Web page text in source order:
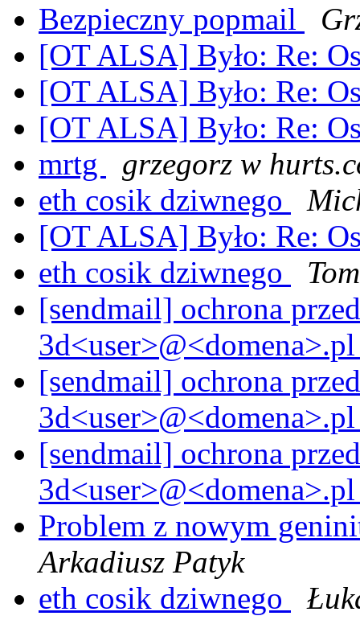
Bezpieczny popmail
[OT ALSA] Było: Re:
[OT ALSA] Było: Re:
[OT ALSA] Było: Re:
mrtg
grzegorz w
eth cosik dziwnego
[OT ALSA] Było: Re:
eth cosik dziwnego
[sendmail] ochrona
[sendmail] ochrona
[sendmail] ochrona
Problem z nowym
Arkadiusz Patyk
eth cosik dziwnego